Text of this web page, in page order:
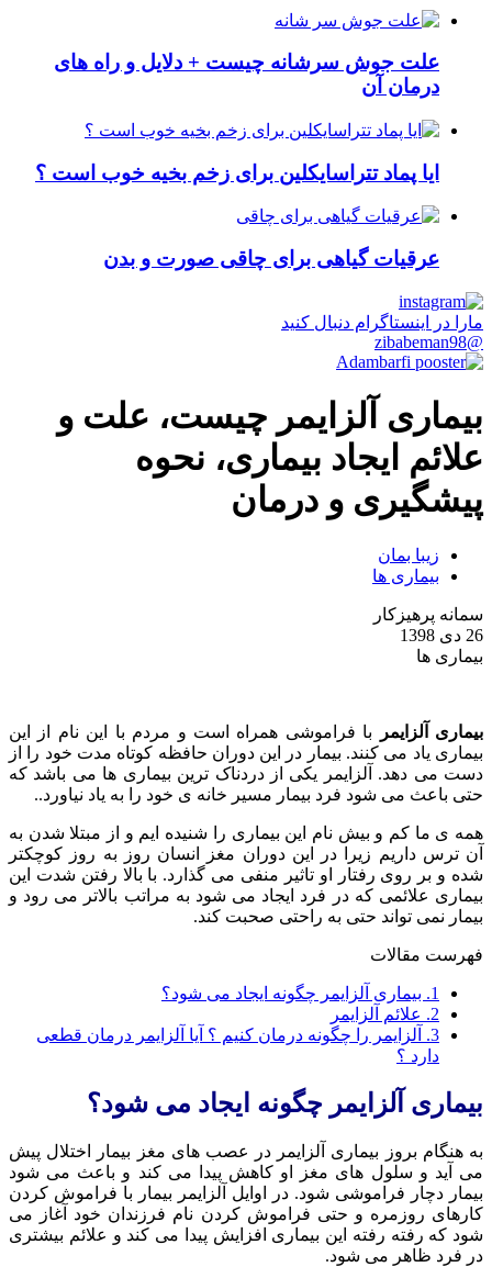
علت جوش سرشانه چیست + دلایل و راه های
درمان آن
ایا پماد تتراسایکلین برای زخم بخیه خوب است ؟
عرقیات گیاهی برای چاقی صورت و بدن
مارا در اینستاگرام دنبال کنید
@zibabeman98
بیماری آلزایمر چیست، علت و
علائم ایجاد بیماری، نحوه
پیشگیری و درمان
زیبا بمان
بیماری ها
سمانه پرهیزکار
26 دی 1398
بیماری ها
بیماری آلزایمر
با فراموشی همراه است و مردم با این نام از این
بیماری یاد می کنند. بیمار در این دوران حافظه کوتاه مدت خود را از
دست می دهد. آلزایمر یکی از دردناک ترین بیماری ها می باشد که
حتی باعث می شود فرد بیمار مسیر خانه ی خود را به یاد نیاورد..
همه ی ما کم و بیش نام این بیماری را شنیده ایم و از مبتلا شدن به
آن ترس داریم زیرا در این دوران مغز انسان روز به روز کوچکتر
شده و بر روی رفتار او تاثیر منفی می گذارد. با بالا رفتن شدت این
بیماری علائمی که در فرد ایجاد می شود به مراتب بالاتر می رود و
بیمار نمی تواند حتی به راحتی صحبت کند.
فهرست مقالات
1. بیماری آلزایمر چگونه ایجاد می شود؟
2.
علائم آلزایمر
3.
آلزایمر را چگونه درمان کنیم ؟ آیا آلزایمر درمان قطعی
دارد ؟
بیماری آلزایمر چگونه ایجاد می شود؟
به هنگام بروز بیماری آلزایمر در عصب های مغز بیمار اختلال پیش
می آید و سلول های مغز او کاهش پیدا می کند و باعث می شود
بیمار دچار فراموشی شود. در اوایل آلزایمر بیمار با فراموش کردن
کارهای روزمره و حتی فراموش کردن نام فرزندان خود آغاز می
شود که رفته رفته این بیماری افزایش پیدا می کند و علائم بیشتری
در فرد ظاهر می شود.